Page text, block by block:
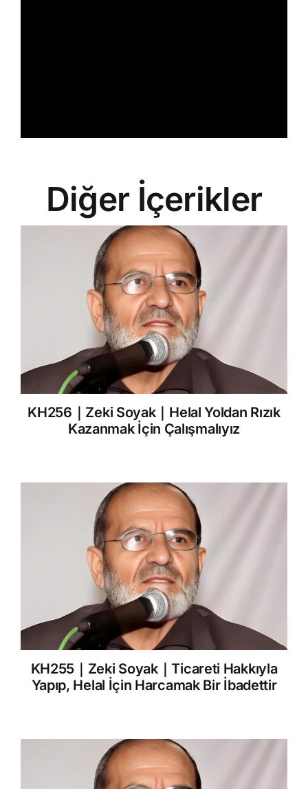
Diğer İçerikler
KH256｜Zeki Soyak｜Helal Yoldan Rızık
Kazanmak İçin Çalışmalıyız
KH255｜Zeki Soyak｜Ticareti Hakkıyla
Yapıp, Helal İçin Harcamak Bir İbadettir